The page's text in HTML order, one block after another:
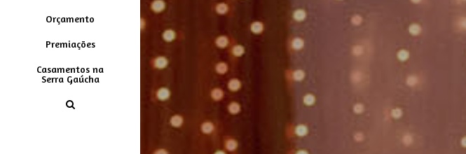
Orçamento
Premiações
Casamentos na
Serra Gaúcha